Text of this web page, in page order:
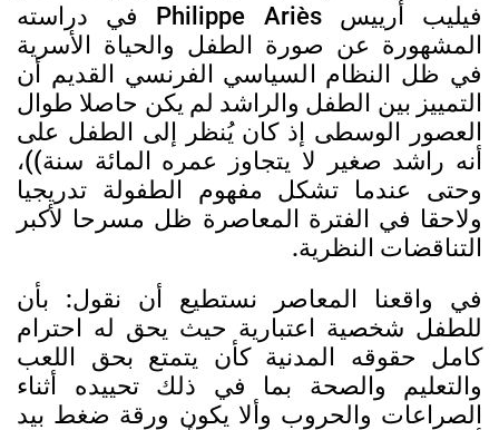
فيليب أرييس
Philippe Ariès في دراسته
المشهورة عن صورة الطفل والحياة الأسرية
في ظل النظام السياسي الفرنسي القديم أن
التمييز بين الطفل والراشد لم يكن حاصلا طوال
العصور الوسطى إذ كان يُنظر إلى الطفل على
أنه راشد صغير لا يتجاوز عمره المائة سنة))،
وحتى عندما تشكل مفهوم الطفولة تدريجيا
ولاحقا في الفترة المعاصرة ظل مسرحا لأكبر
التناقضات النظرية.
في واقعنا المعاصر نستطيع أن نقول: بأن
للطفل شخصية اعتبارية حيث يحق له احترام
كامل حقوقه المدنية كأن يتمتع بحق اللعب
والتعليم والصحة بما في ذلك تحييده أثناء
الصراعات والحروب وألا يكون ورقة ضغط بيد